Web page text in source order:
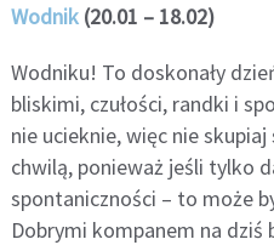
Wodnik(20.01 – 18.02)
Wodniku! To doskonały
bliskimi, czułości, randki i
nie ucieknie, więc nie
chwilą, ponieważ jeśli tylko
spontaniczności – to może
Dobrymi kompanem na dziś